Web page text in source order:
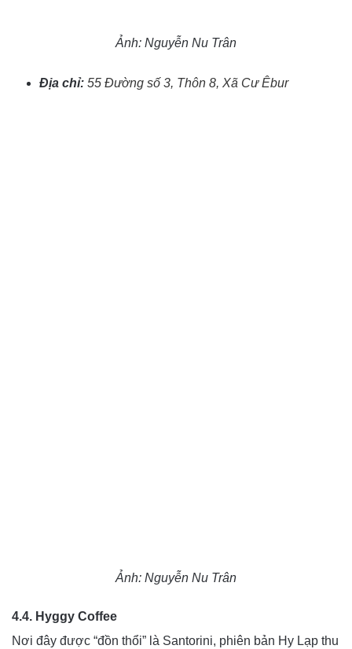
Ảnh: Nguyễn Nu Trân
Địa chỉ: 55 Đường số 3, Thôn 8, Xã Cư Êbur
Ảnh: Nguyễn Nu Trân
4.4. Hyggy Coffee
Nơi đây được “đồn thổi” là Santorini, phiên bản Hy Lạp thu